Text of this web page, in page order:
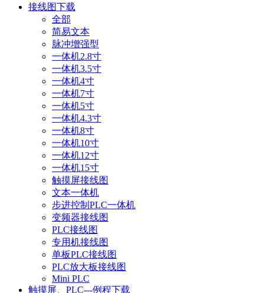
接线图下载
全部
简易文本
脉冲增强型
一体机2.8寸
一体机3.5寸
一体机4寸
一体机7寸
一体机5寸
一体机4.3寸
一体机8寸
一体机10寸
一体机12寸
一体机15寸
触摸屏接线图
文本一体机
步进控制PLC一体机
变频器接线图
PLC接线图
专用机接线图
单板PLC接线图
PLC放大板接线图
Mini PLC
触摸屏、PLC---例程下载